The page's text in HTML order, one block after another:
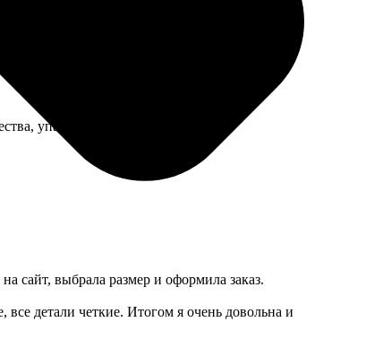
упакованы в плотный конверт.
сайт, выбрала размер и оформила заказ.
все детали четкие. Итогом я очень довольна и